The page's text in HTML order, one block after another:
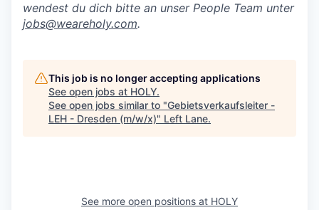
wendest du dich bitte an unser People Team unter
jobs@weareholy.com.
This job is no longer accepting applications
See open jobs at HOLY.
See open jobs similar to "Gebietsverkaufsleiter -
LEH - Dresden (m/w/x)" Left Lane.
See more open positions at HOLY